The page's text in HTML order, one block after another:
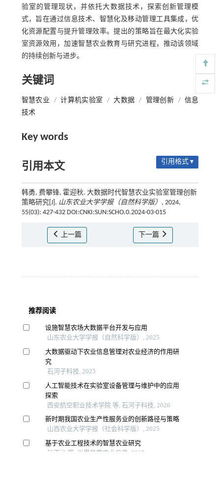
验室的管理现状，并依托大数据技术，探索创新管理模
式，旨在通过信息技术、智慧化及移动管理工具集成，优
化资源配置与提升管理效率。提出的策略旨在最大化实验
室资源效用，加速智慧农业教育与研究进程，推动该领域
的持续创新与进步。
关键词
智慧农业 / 计算机实验室 / 大数据 / 管理创新 / 信息
技术
Key words
引用本文 引用格式 ▾
韩勇, 费攀锋, 霍迎秋. 大数据时代智慧农业实验室管理创新
策略研究[J]. 山东农业大学学报（自然科学版） , 2024,
55(03): 427-432 DOI:CNKI:SUN:SCHO.0.2024-03-015
上一篇 下一篇